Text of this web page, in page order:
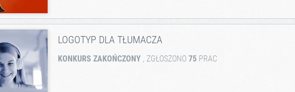
LOGOTYP DLA TŁUMACZA
KONKURS ZAKOŃCZONY , ZGŁOSZONO 75 PRAC